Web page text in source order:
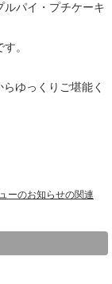
ルパイ・プチケーキ
。
ゆっくりご堪能く
ーのお知らせの関連